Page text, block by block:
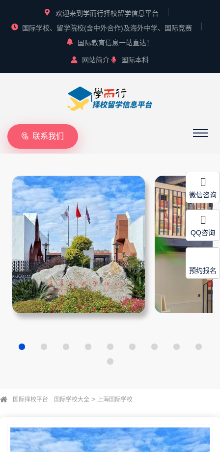
欢迎来到学而行择校留学信息平台
国际学校、留学院校(含中外合作)及海外中学、国际竞赛
国际教育信息一站直达！
网站简介 国际本科
联系我们
国际择校平台 国际学校大全 > 上海国际学校
微信咨询
QQ咨询
预约报名